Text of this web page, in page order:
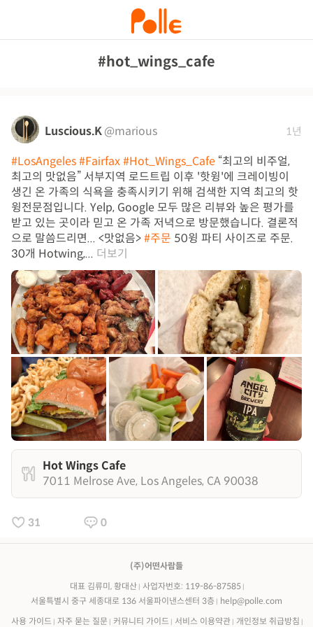
#hot_wings_cafe
Luscious.K@marious 1년
#LosAngeles#Fairfax#Hot_Wings_Cafe “최고의 비주얼,
최고의 맛없음” 서부지역 로드트립 이후 '핫윙'에 크레이빙이
생긴 온 가족의 식욕을 충족시키기 위해 검색한 지역 최고의 핫
윙전문점입니다. Yelp, Google 모두 많은 리뷰와 높은 평가를
받고 있는 곳이라 믿고 온 가족 저녁으로 방문했습니다. 결론적
으로 말씀드리면... <맛없음>#주문 50윙 파티 사이즈로 주문.
30개 Hotwing,... 더보기
Hot Wings Cafe
7011 Melrose Ave, Los Angeles, CA 90038
31 0
(주)어떤사람들
대표 김류미, 황대산
사업자번호: 119-86-87585
서울특별시 중구 세종대로 136 서울파이낸스센터 3층
help@polle.com
사용 가이드 자주 묻는 질문 커뮤니티 가이드 서비스 이용약관 개인정보 취급방침